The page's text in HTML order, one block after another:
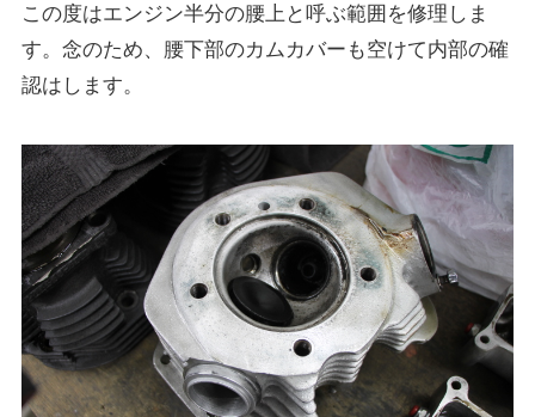
この度はエンジン半分の腰上と呼ぶ範囲を修理しま
す。念のため、腰下部のカムカバーも空けて内部の確
認はします。